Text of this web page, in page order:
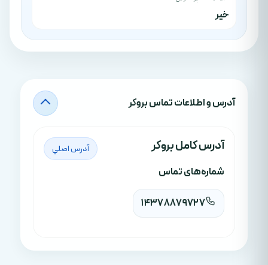
خیر
آدرس‌ و اطلاعات تماس بروکر
آدرس کامل بروکر آدرس اصلي
شماره‌های تماس
14378879727